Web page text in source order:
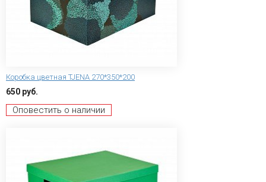
Коробка цветная TJENA 270*350*200
650 руб.
Оповестить о наличии